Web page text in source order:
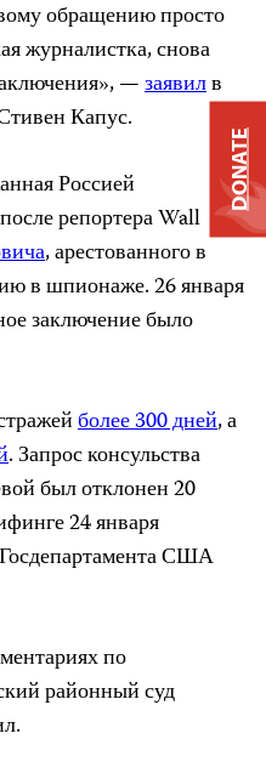
обращению просто
журналистка, снова
—заявилв
Капус.
Россией
репортера Wall
, арестованного в
в шпионаже. 26 января
заключение было
более 300 дней, а
. Запрос консульства
был отклонен 20
24 января
Госдепартамента США
по
районный суд
DONATE